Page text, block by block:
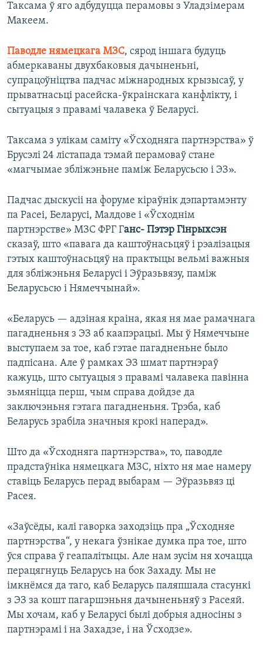
Таксама ў яго адбудуцца перамовы з Уладзімерам
Макеем.
Паводле нямецкага МЗС, сярод іншага будуць
абмеркаваны двухбаковыя дачыненьні,
супрацоўніцтва падчас міжнародных крызысаў, у
прыватнасьці расейска-ўкраінскага канфлікту, і
сытуацыя з правамі чалавека ў Беларусі.
Таксама з улікам саміту «Ўсходняга партнэрства» ў
Брусэлі 24 лістапада тэмай перамоваў стане
«магчымае збліжэньне паміж Беларусьсю і ЭЗ».
Падчас дыскусіі на форуме кіраўнік дэпартамэнту
па Расеі, Беларусі, Малдове і «Ўсходнім
партнэрстве» МЗС ФРГ Ганс- Пэтэр Гінрыхсэн
сказаў, што «павага да каштоўнасьцяў і рэалізацыя
гэтых каштоўнасьцяў на практыцы вельмі важныя
для збліжэньня Беларусі і Эўразьвязу, паміж
Беларусьсю і Нямеччынай».
«Беларусь — адзіная краіна, якая ня мае рамачнага
пагадненьня з ЭЗ аб каапэрацыі. Мы ў Нямеччыне
выступаем за тое, каб гэтае пагадненьне было
падпісана. Але ў рамках ЭЗ шмат партнэраў
кажуць, што сытуацыя з правамі чалавека павінна
зьмяніцца перш, чым справа дойдзе да
заключэньня гэтага пагадненьня. Трэба, каб
Беларусь зрабіла значныя крокі наперад».
Што да «Ўсходняга партнэрства», то, паводле
прадстаўніка нямецкага МЗС, ніхто ня мае намеру
ставіць Беларусь перад выбарам — Эўразьвяз ці
Расея.
«Заўсёды, калі гаворка заходзіць пра „Ўсходняе
партнэрства“, у некага ўзнікае думка пра тое, што
ўся справа ў геапалітыцы. Але нам зусім ня хочацца
перацягнуць Беларусь на бок Захаду. Мы не
імкнёмся да таго, каб Беларусь паляпшала стасункі
з ЭЗ за кошт пагаршэньня дачыненьняў з Расеяй.
Мы хочам, каб у Беларусі былі добрыя адносіны з
партнэрамі і на Захадзе, і на Ўсходзе».